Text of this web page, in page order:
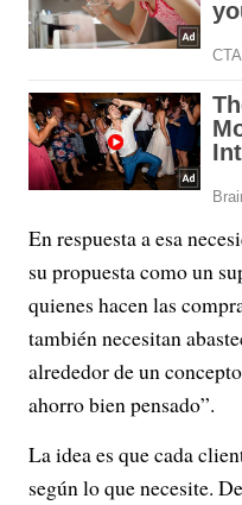
En respuesta a esa
su propuesta como un
quienes hacen las
también necesitan
alrededor de un
ahorro bien pensado”.
La idea es que cada
según lo que necesite.